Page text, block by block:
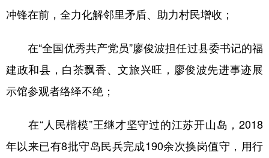
冲锋在前，全力化解邻里矛盾、助力村民增收；
在“全国优秀共产党员”廖俊波担任过县委书记的福
建政和县，白茶飘香、文旅兴旺，廖俊波先进事迹展
示馆参观者络绎不绝；
在“人民楷模”王继才坚守过的江苏开山岛，2018
年以来已有8批守岛民兵完成190余次换岗值守，用行